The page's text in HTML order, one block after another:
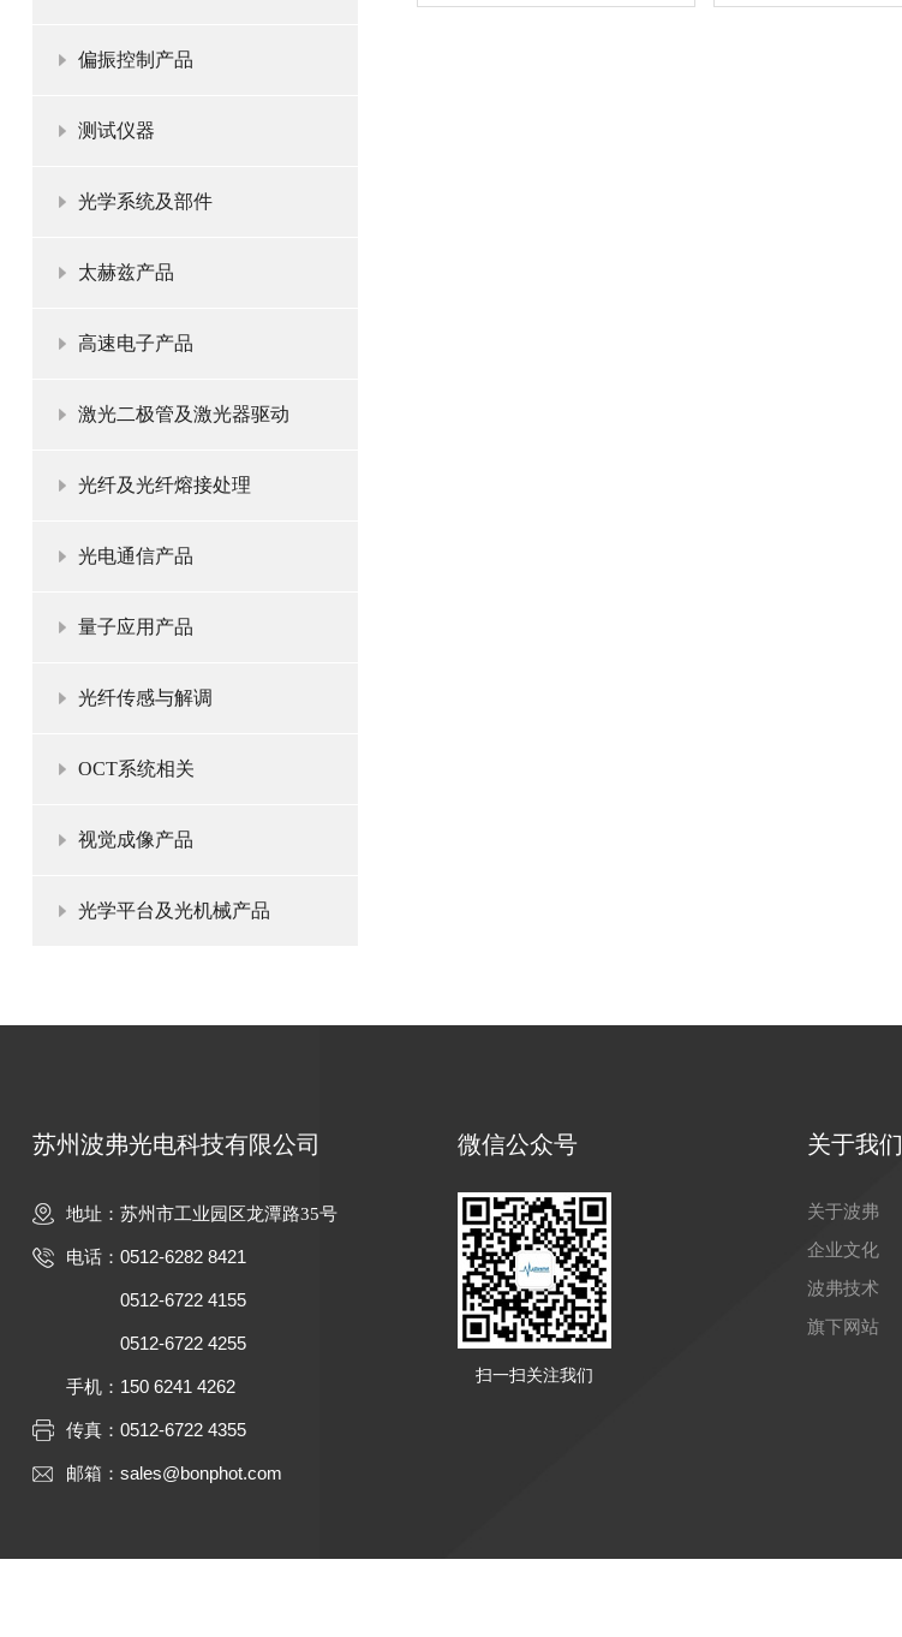
偏振控制产品
测试仪器
光学系统及部件
太赫兹产品
高速电子产品
激光二极管及激光器驱动
光纤及光纤熔接处理
光电通信产品
量子应用产品
光纤传感与解调
OCT系统相关
视觉成像产品
光学平台及光机械产品
苏州波弗光电科技有限公司
地址：苏州市工业园区龙潭路35号
电话： 0512-6282 8421
0512-6722 4155
0512-6722 4255
手机： 150 6241 4262
传真： 0512-6722 4355
邮箱： sales@bonphot.com
微信公众号
扫一扫关注我们
关于我们
关于波弗
企业文化
波弗技术
旗下网站